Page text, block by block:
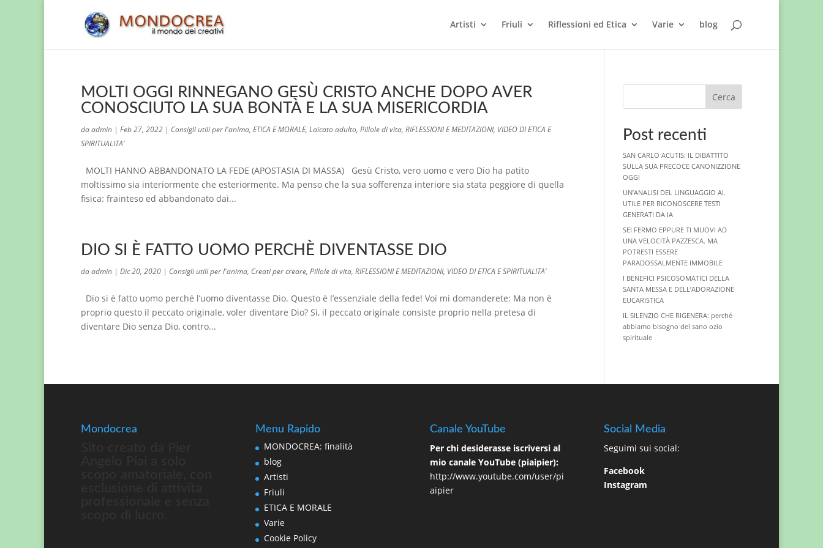
Artisti Friuli Riflessioni ed Etica Varie blog
MOLTI OGGI RINNEGANO GESÙ CRISTO ANCHE DOPO AVER
CONOSCIUTO LA SUA BONTÀ E LA SUA MISERICORDIA
daadmin | Feb 27, 2022 | Consigli utili per l'anima, ETICA E MORALE, Laicato adulto, Pillole di vita, RIFLESSIONI E MEDITAZIONI, VIDEO DI ETICA E
SPIRITUALITA'
MOLTI HANNO ABBANDONATO LA FEDE (APOSTASIA DI MASSA) Gesù Cristo, vero uomo e vero Dio ha patito
moltissimo sia interiormente che esteriormente. Ma penso che la sua sofferenza interiore sia stata peggiore di quella
fisica: frainteso ed abbandonato dai...
DIO SI È FATTO UOMO PERCHÈ DIVENTASSE DIO
daadmin | Dic 20, 2020 | Consigli utili per l'anima, Creati per creare, Pillole di vita, RIFLESSIONI E MEDITAZIONI, VIDEO DI ETICA E SPIRITUALITA'
Dio si è fatto uomo perché l’uomo diventasse Dio. Questo è l’essenziale della fede! Voi mi domanderete: Ma non è
proprio questo il peccato originale, voler diventare Dio? Sì, il peccato originale consiste proprio nella pretesa di
diventare Dio senza Dio, contro...
Cerca
Post recenti
SAN CARLO ACUTIS: IL DIBATTITO
SULLA SUA PRECOCE CANONIZZIONE
OGGI
UN’ANALISI DEL LINGUAGGIO AI.
UTILE PER RICONOSCERE TESTI
GENERATI DA IA
SEI FERMO EPPURE TI MUOVI AD
UNA VELOCITÀ PAZZESCA. MA
POTRESTI ESSERE
PARADOSSALMENTE IMMOBILE
I BENEFICI PSICOSOMATICI DELLA
SANTA MESSA E DELL’ADORAZIONE
EUCARISTICA
IL SILENZIO CHE RIGENERA: perché
abbiamo bisogno del sano ozio
spirituale
Mondocrea Menu Rapido
MONDOCREA: finalità
blog
Artisti
Friuli
ETICA E MORALE
Varie
Cookie Policy
Canale YouTube
Per chi desiderasse iscriversi al
mio canale YouTube (piaipier):
http://www.youtube.com/user/pi
aipier
Social Media
Seguimi sui social:
Facebook
Instagram